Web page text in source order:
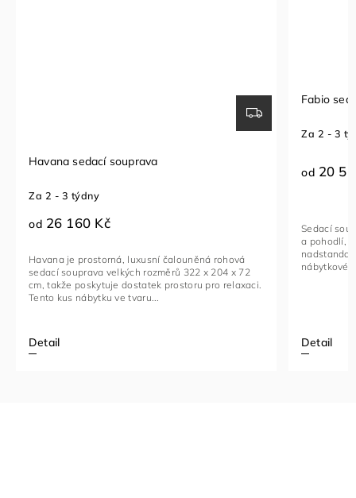
rohová
x 72
relaxaci.
20 510 Kč
Sedací souprava FABIO je ideální kombinací luxusu
nadstandardní komfort. Toto stylové a multifunkční
nábytkové řešení je vyrobeno...